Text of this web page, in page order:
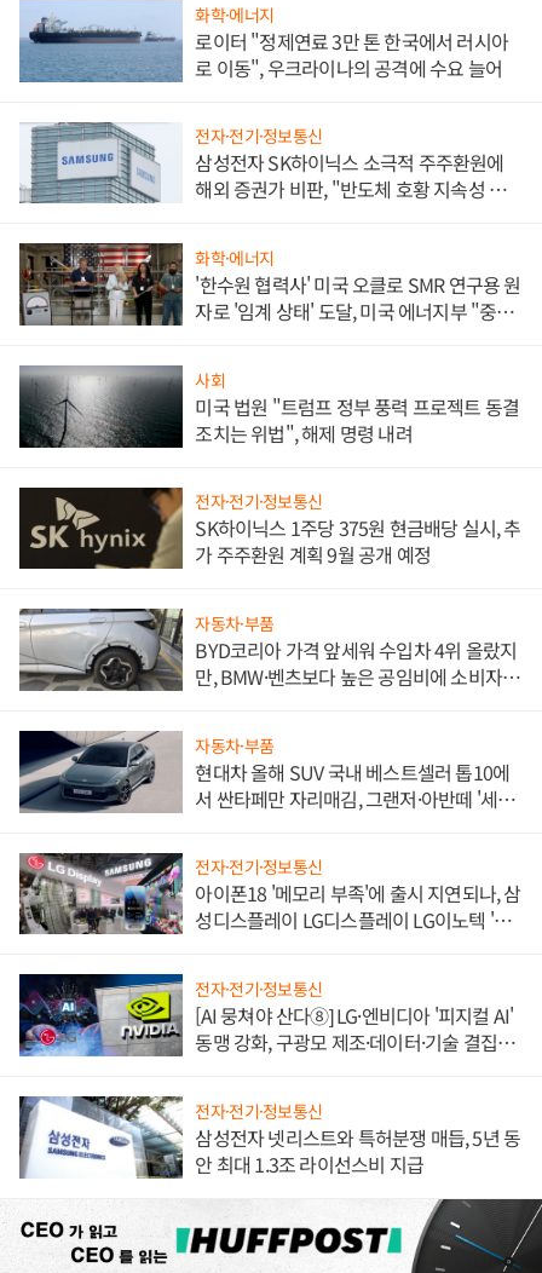
화학·에너지
로이터 "정제연료 3만 톤 한국에서 러시아
로 이동", 우크라이나의 공격에 수요 늘어
전자·전기·정보통신
삼성전자 SK하이닉스 소극적 주주환원에
해외 증권가 비판, "반도체 호황 지속성 의
화학·에너지
'한수원 협력사' 미국 오클로 SMR 연구용 원
자로 '임계 상태' 도달, 미국 에너지부 "중요
사회
미국 법원 "트럼프 정부 풍력 프로젝트 동결
조치는 위법", 해제 명령 내려
전자·전기·정보통신
SK하이닉스 1주당 375원 현금배당 실시, 추
가 주주환원 계획 9월 공개 예정
자동차·부품
BYD코리아 가격 앞세워 수입차 4위 올랐지
만, BMW·벤츠보다 높은 공임비에 소비자
자동차·부품
현대차 올해 SUV 국내 베스트셀러 톱10에
서 싼타페만 자리매김, 그랜저·아반떼 '세단
전자·전기·정보통신
아이폰18 '메모리 부족'에 출시 지연되나, 삼
성디스플레이 LG디스플레이 LG이노텍 '탈
전자·전기·정보통신
[AI 뭉쳐야 산다⑧] LG·엔비디아 '피지컬 AI'
동맹 강화, 구광모 제조·데이터·기술 결집
전자·전기·정보통신
삼성전자 넷리스트와 특허분쟁 매듭, 5년 동
안 최대 1.3조 라이선스비 지급